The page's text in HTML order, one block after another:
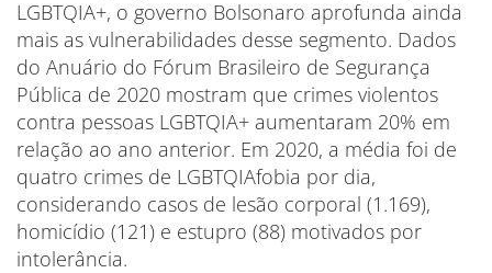
LGBTQIA+, o governo Bolsonaro aprofunda ainda
mais as vulnerabilidades desse segmento. Dados
do Anuário do Fórum Brasileiro de Segurança
Pública de 2020 mostram que crimes violentos
contra pessoas LGBTQIA+ aumentaram 20% em
relação ao ano anterior. Em 2020, a média foi de
quatro crimes de LGBTQIAfobia por dia,
considerando casos de lesão corporal (1.169),
homicídio (121) e estupro (88) motivados por
intolerância.